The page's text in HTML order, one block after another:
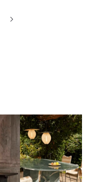
Nächste